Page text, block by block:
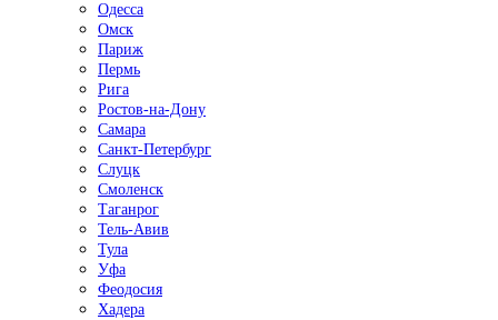
Одесса
Омск
Париж
Пермь
Рига
Ростов-на-Дону
Самара
Санкт-Петербург
Слуцк
Смоленск
Таганрог
Тель-Авив
Тула
Уфа
Феодосия
Хадера